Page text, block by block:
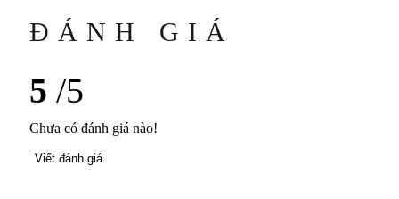
ĐÁNH GIÁ
5 /5
Chưa có đánh giá nào!
Viết đánh giá